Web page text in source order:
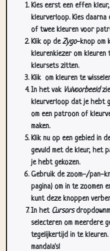
of twee kleuren voor
Klik op deZygo-knop om
kleurenkiezer om kleuren
kleursets zitten.
Klikom kleuren te
In het vakVulvoorbeeld
kleurverloop dat je hebt
om een patroon of
maken.
Klik nu op een gebied in
gevuld met de kleur, het
je hebt gekozen.
Gebruik de zoom-/pan-
pagina) om in te zoomen
kunt deze knoppen
In hetCursors
selecteren om meerdere
tegelijkertijd in te
mandala's!
De laatste tekening die je
opgeslagen. Wanneer je